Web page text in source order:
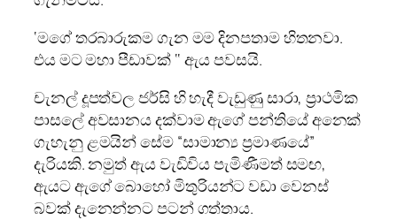
‘මගේ තරබාරුකම ගැන මම දිනපතාම හිතනවා.
එය මට මහා පීඩාවක් ‘‘ ඇය පවසයි.
චැනල් දූපත්වල ජර්සි හි හැදී වැඩුණු සාරා, ප්‍රාථමික
පාසලේ අවසානය දක්වාම ඇගේ පන්තියේ අනෙක්
ගැහැනු ළමයින් සේම “සාමාන්‍ය ප්‍රමාණයේ”
දැරියකි. නමුත් ඇය වැඩිවිය පැමිණීමත් සමඟ,
ඇයට ඇගේ බොහෝ මිතුරියන්ට වඩා වෙනස්
බවක් දැනෙන්නට පටන් ගත්තාය.